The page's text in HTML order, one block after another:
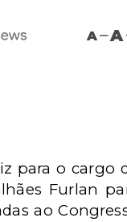
A A
para o cargo
Furlan
ao